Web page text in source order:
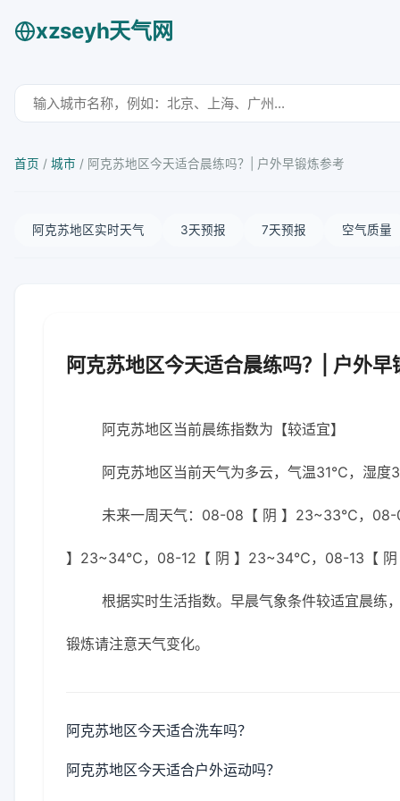
xzseyh天气网
首页 / 城市 / 阿克苏地区今天适合晨练吗？| 户外早锻炼参考
阿克苏地区实时天气 3天预报 7天预报 空气质量
阿克苏地区今天适合晨练吗？| 户外早
阿克苏地区当前晨练指数为【较适宜】
阿克苏地区当前天气为多云，气温31℃，湿度
未来一周天气：08-08【 阴 】23~33℃，
】23~34℃，08-12【 阴 】23~34℃，08-13【
根据实时生活指数。早晨气象条件较适宜晨练
锻炼请注意天气变化。
阿克苏地区今天适合洗车吗？
阿克苏地区今天适合户外运动吗？